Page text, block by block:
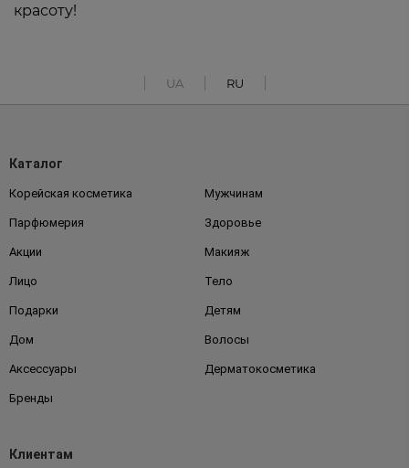
красоту!
UA RU
Каталог
Корейская косметика Мужчинам
Парфюмерия Здоровье
Акции Макияж
Лицо Тело
Подарки Детям
Дом Волосы
Аксессуары Дерматокосметика
Бренды
Клиентам